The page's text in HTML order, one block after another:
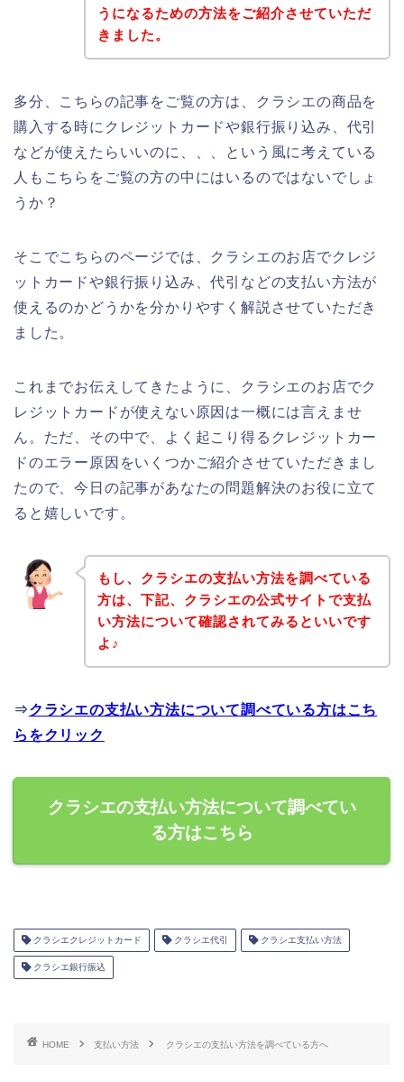
うになるための方法をご紹介させていただ
きました。
多分、こちらの記事をご覧の方は、クラシエの商品を
購入する時にクレジットカードや銀行振り込み、代引
などが使えたらいいのに、、、という風に考えている
人もこちらをご覧の方の中にはいるのではないでしょ
うか？
そこでこちらのページでは、クラシエのお店でクレジ
ットカードや銀行振り込み、代引などの支払い方法が
使えるのかどうかを分かりやすく解説させていただき
ました。
これまでお伝えしてきたように、クラシエのお店でク
レジットカードが使えない原因は一概には言えませ
ん。ただ、その中で、よく起こり得るクレジットカー
ドのエラー原因をいくつかご紹介させていただきまし
たので、今日の記事があなたの問題解決のお役に立て
ると嬉しいです。
もし、クラシエの支払い方法を調べている
方は、下記、クラシエの公式サイトで支払
い方法について確認されてみるといいです
よ♪
⇒クラシエの支払い方法について調べている方はこち
らをクリック
クラシエの支払い方法について調べてい
る方はこちら
クラシエクレジットカード クラシエ代引 クラシエ支払い方法
クラシエ銀行振込
HOME 支払い方法 クラシエの支払い方法を調べている方へ